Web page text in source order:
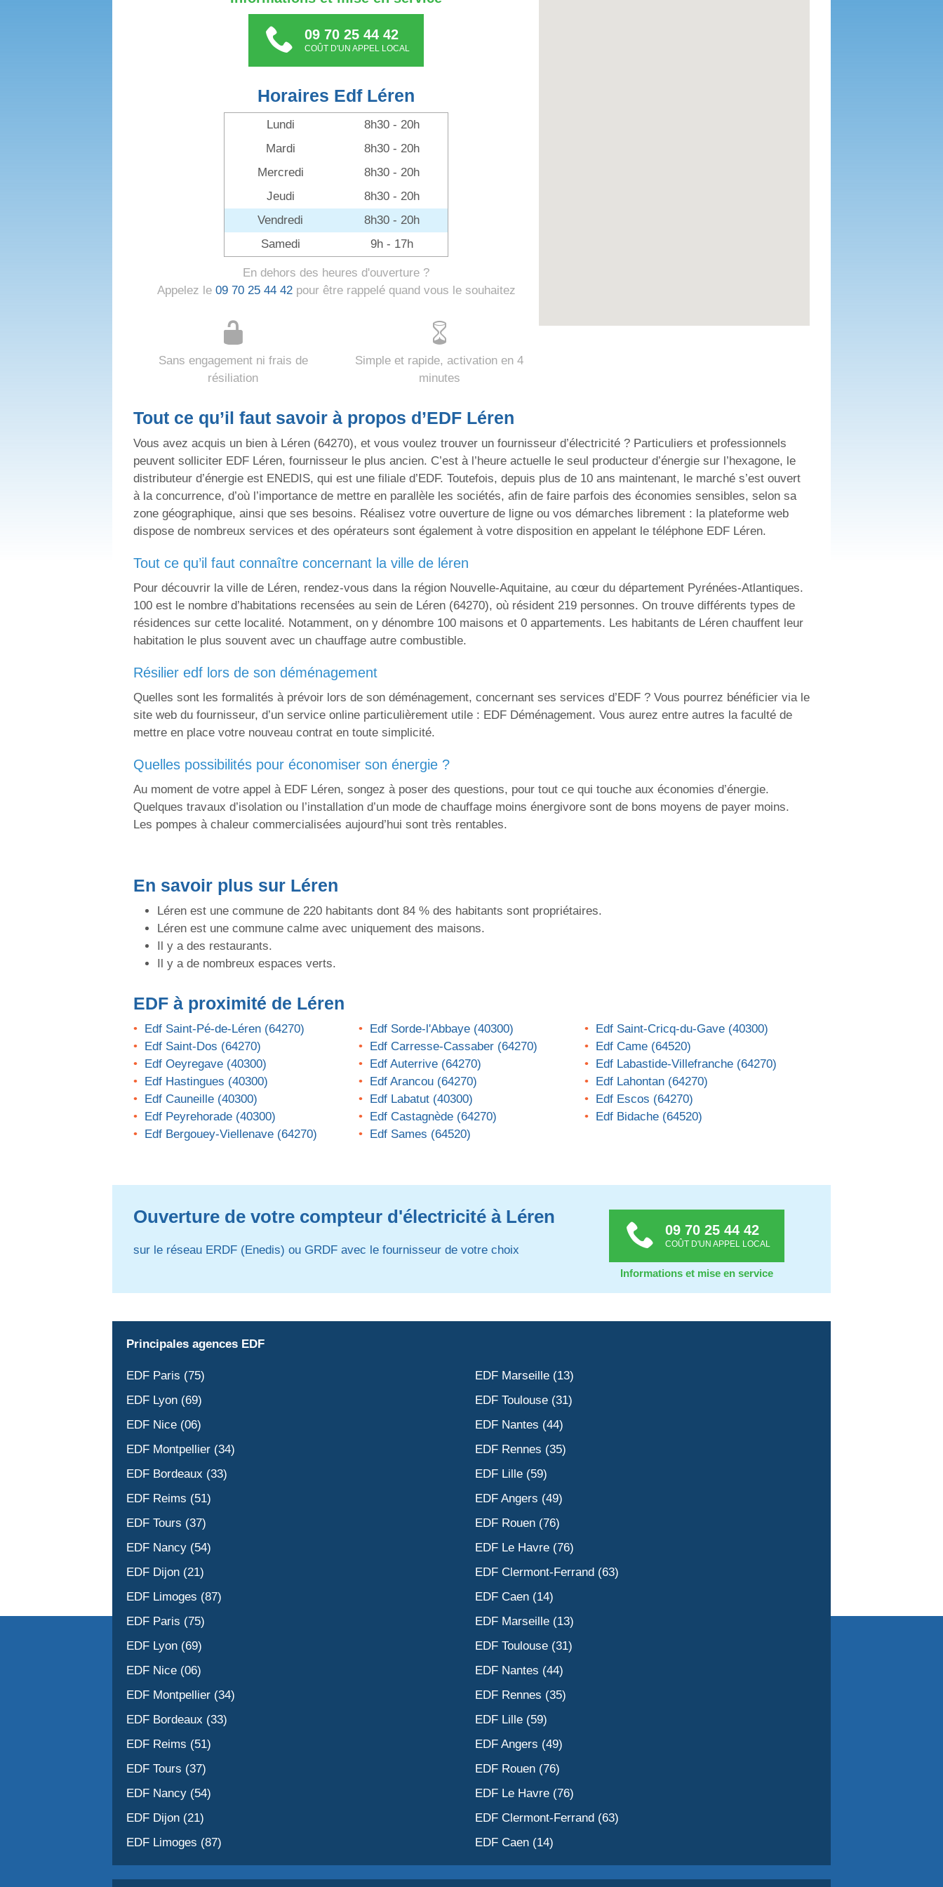
09 70 25 44 42
COÛT D'UN APPEL LOCAL
Horaires Edf Léren
Lundi
8h30 - 20h
Mardi
8h30 - 20h
Mercredi
8h30 - 20h
Jeudi
8h30 - 20h
Vendredi
8h30 - 20h
Samedi
9h - 17h
En dehors des heures d'ouverture ?
Appelez le 09 70 25 44 42pour être rappelé quand vous le souhaitez
Sans engagement ni frais de
résiliation
Simple et rapide, activation en 4
minutes
Tout ce qu’il faut savoir à propos d’EDF Léren
Vous avez acquis un bien à Léren (64270), et vous voulez trouver un fournisseur d’électricité ? Particuliers et professionnels
peuvent solliciter EDF Léren, fournisseur le plus ancien. C’est à l’heure actuelle le seul producteur d’énergie sur l’hexagone, le
distributeur d’énergie est ENEDIS, qui est une filiale d’EDF. Toutefois, depuis plus de 10 ans maintenant, le marché s’est ouvert
à la concurrence, d’où l’importance de mettre en parallèle les sociétés, afin de faire parfois des économies sensibles, selon sa
zone géographique, ainsi que ses besoins. Réalisez votre ouverture de ligne ou vos démarches librement : la plateforme web
dispose de nombreux services et des opérateurs sont également à votre disposition en appelant le téléphone EDF Léren.
tout ce qu’il faut connaître concernant la ville de léren
Pour découvrir la ville de Léren, rendez-vous dans la région Nouvelle-Aquitaine, au cœur du département Pyrénées-Atlantiques.
100 est le nombre d’habitations recensées au sein de Léren (64270), où résident 219 personnes. On trouve différents types de
résidences sur cette localité. Notamment, on y dénombre 100 maisons et 0 appartements. Les habitants de Léren chauffent leur
habitation le plus souvent avec un chauffage autre combustible.
résilier edf lors de son déménagement
Quelles sont les formalités à prévoir lors de son déménagement, concernant ses services d’EDF ? Vous pourrez bénéficier via le
site web du fournisseur, d’un service online particulièrement utile : EDF Déménagement. Vous aurez entre autres la faculté de
mettre en place votre nouveau contrat en toute simplicité.
quelles possibilités pour économiser son énergie ?
Au moment de votre appel à EDF Léren, songez à poser des questions, pour tout ce qui touche aux économies d’énergie.
Quelques travaux d’isolation ou l’installation d’un mode de chauffage moins énergivore sont de bons moyens de payer moins.
Les pompes à chaleur commercialisées aujourd’hui sont très rentables.
En savoir plus sur Léren
Léren est une commune de 220 habitants dont 84 % des habitants sont propriétaires.
Léren est une commune calme avec uniquement des maisons.
Il y a des restaurants.
Il y a de nombreux espaces verts.
EDF à proximité de Léren
Edf Saint-Pé-de-Léren (64270) Edf Sorde-l'Abbaye (40300)
Edf Saint-Cricq-du-Gave (40300)
Edf Saint-Dos (64270)
Edf Carresse-Cassaber (64270)
Edf Came (64520)
Edf Oeyregave (40300)
Edf Auterrive (64270)
Edf Labastide-Villefranche (64270)
Edf Hastingues (40300)
Edf Arancou (64270)
Edf Lahontan (64270)
Edf Cauneille (40300)
Edf Labatut (40300)
Edf Escos (64270)
Edf Peyrehorade (40300)
Edf Castagnède (64270)
Edf Bidache (64520)
Edf Bergouey-Viellenave (64270)
Edf Sames (64520)
Ouverture de votre compteur d'électricité à Léren
sur le réseau ERDF (Enedis) ou GRDF avec le fournisseur de votre choix
09 70 25 44 42
COÛT D'UN APPEL LOCAL
Informations et mise en service
Principales agences EDF
EDF Paris (75)
EDF Marseille (13)
EDF Lyon (69)
EDF Toulouse (31)
EDF Nice (06)
EDF Nantes (44)
EDF Montpellier (34)
EDF Rennes (35)
EDF Bordeaux (33)
EDF Lille (59)
EDF Reims (51)
EDF Angers (49)
EDF Tours (37)
EDF Rouen (76)
EDF Nancy (54)
EDF Le Havre (76)
EDF Dijon (21)
EDF Clermont-Ferrand (63)
EDF Limoges (87)
EDF Caen (14)
EDF Paris (75)
EDF Marseille (13)
EDF Lyon (69)
EDF Toulouse (31)
EDF Nice (06)
EDF Nantes (44)
EDF Montpellier (34)
EDF Rennes (35)
EDF Bordeaux (33)
EDF Lille (59)
EDF Reims (51)
EDF Angers (49)
EDF Tours (37)
EDF Rouen (76)
EDF Nancy (54)
EDF Le Havre (76)
EDF Dijon (21)
EDF Clermont-Ferrand (63)
EDF Limoges (87)
EDF Caen (14)